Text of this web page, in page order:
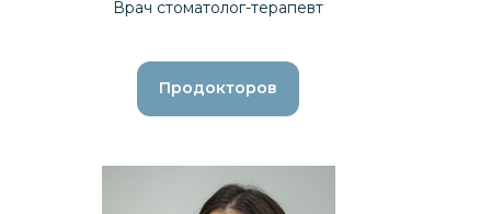
Врач стоматолог-терапевт
Продокторов